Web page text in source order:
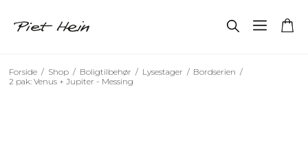
Forside / Shop / Boligtilbehør / Lysestager / Bordserien /
2 pak: Venus + Jupiter - Messing